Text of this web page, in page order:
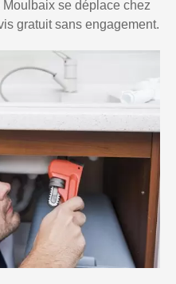
se déplace chez
gratuit sans engagement.